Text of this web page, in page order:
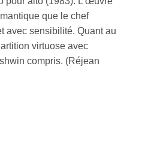
que le chef
avec sensibilité. Quant au
virtuose avec
compris. (Réjean